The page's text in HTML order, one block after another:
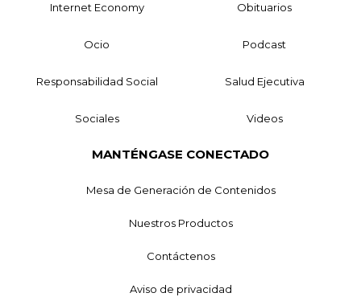
Internet Economy Obituarios
Ocio Podcast
Responsabilidad Social Salud Ejecutiva
Sociales Videos
MANTÉNGASE CONECTADO
Mesa de Generación de Contenidos
Nuestros Productos
Contáctenos
Aviso de privacidad